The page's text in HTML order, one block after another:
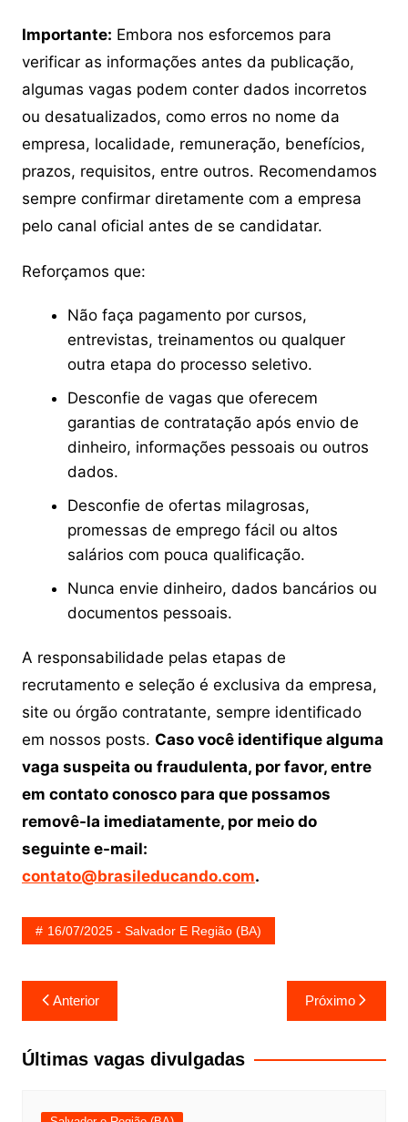
Importante: Embora nos esforcemos para
verificar as informações antes da publicação,
algumas vagas podem conter dados incorretos
ou desatualizados, como erros no nome da
empresa, localidade, remuneração, benefícios,
prazos, requisitos, entre outros. Recomendamos
sempre confirmar diretamente com a empresa
pelo canal oficial antes de se candidatar.
Reforçamos que:
Não faça pagamento por cursos,
entrevistas, treinamentos ou qualquer
outra etapa do processo seletivo.
Desconfie de vagas que oferecem
garantias de contratação após envio de
dinheiro, informações pessoais ou outros
dados.
Desconfie de ofertas milagrosas,
promessas de emprego fácil ou altos
salários com pouca qualificação.
Nunca envie dinheiro, dados bancários ou
documentos pessoais.
A responsabilidade pelas etapas de
recrutamento e seleção é exclusiva da empresa,
site ou órgão contratante, sempre identificado
em nossos posts. Caso você identifique alguma
vaga suspeita ou fraudulenta, por favor, entre
em contato conosco para que possamos
removê-la imediatamente, por meio do
seguinte e-mail:
contato@brasileducando.com.
16/07/2025 - Salvador E Região (BA)
Navegação
de
Post
Anterior Próximo
Últimas vagas divulgadas